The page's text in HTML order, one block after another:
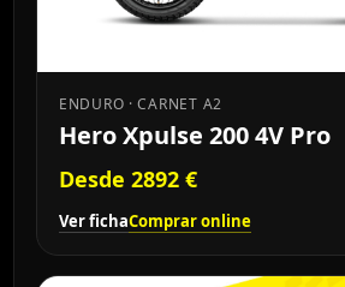
ENDURO · CARNET A2
Hero Xpulse 200 4V Pro
Desde 2892 €
Ver fichaComprar online